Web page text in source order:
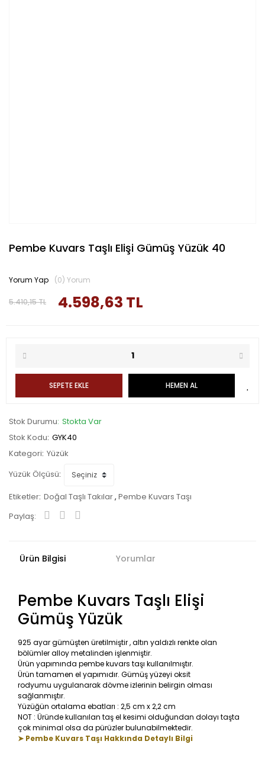
Pembe Kuvars Taşlı Elişi Gümüş Yüzük 40
5.410,15 TL 4.598,63 TL
Yorum Yap (0) Yorum
SEPETE EKLE HEMEN AL
Stok Durumu Stokta Var
Stok Kodu GYK40
Kategori Yüzük
Yüzük Ölçüsü
Etiketler Doğal Taşlı Takılar, Pembe Kuvars Taşı
Paylaş:
Ürün Bilgisi Yorumlar
Pembe Kuvars Taşlı Elişi
Gümüş Yüzük
925 ayar gümüşten üretilmiştir , altın yaldızlı renkte olan
bölümler alloy metalinden işlenmiştir.
Ürün yapımında pembe kuvars taşı kullanılmıştır.
Ürün tamamen el yapımıdır. Gümüş yüzeyi oksit
rodyumu uygulanarak dövme izlerinin belirgin olması
sağlanmıştır.
Yüzüğün ortalama ebatları : 2,5 cm x 2,2 cm
NOT : Üründe kullanılan taş el kesimi olduğundan dolayı taşta
çok minimal olsa da pürüzler bulunabilmektedir.
➤ Pembe Kuvars Taşı Hakkında Detaylı Bilgi